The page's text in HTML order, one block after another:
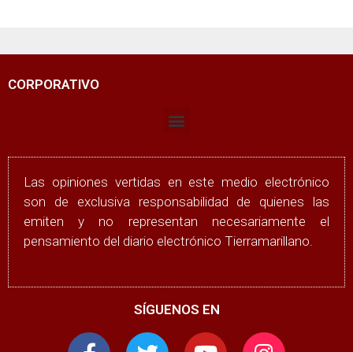
CORPORATIVO
Las opiniones vertidas en este medio electrónico
son de exclusiva responsabilidad de quienes las
emiten y no representan necesariamente el
pensamiento del diario electrónico Tierramarillano.
SÍGUENOS EN